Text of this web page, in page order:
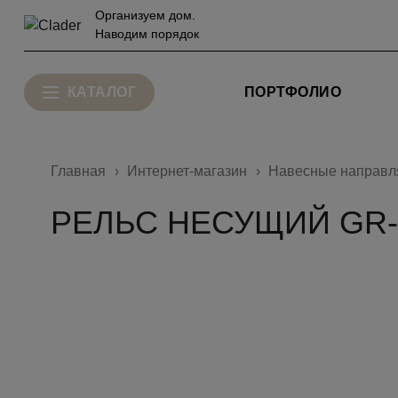
Организуем дом.
Наводим порядок
КАТАЛОГ ПОРТФОЛИО
Главная Интернет-магазин Навесные
РЕЛЬС НЕСУЩИЙ